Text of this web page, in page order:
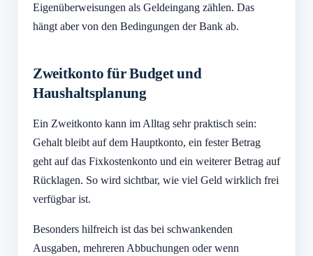
Eigenüberweisungen als Geldeingang zählen. Das
hängt aber von den Bedingungen der Bank ab.
Zweitkonto für Budget und
Haushaltsplanung
Ein Zweitkonto kann im Alltag sehr praktisch sein:
Gehalt bleibt auf dem Hauptkonto, ein fester Betrag
geht auf das Fixkostenkonto und ein weiterer Betrag auf
Rücklagen. So wird sichtbar, wie viel Geld wirklich frei
verfügbar ist.
Besonders hilfreich ist das bei schwankenden
Ausgaben, mehreren Abbuchungen oder wenn